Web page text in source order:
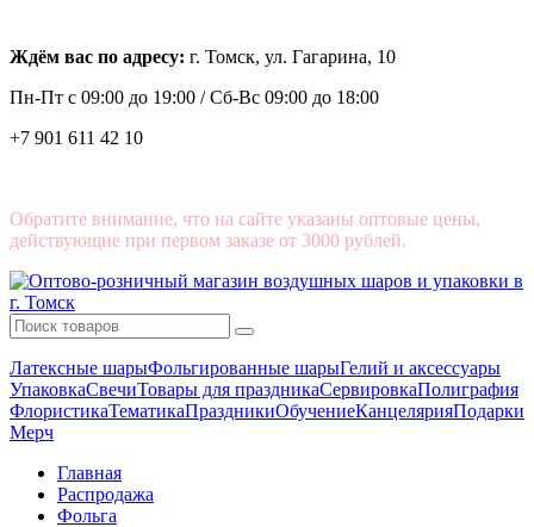
Ждём вас по адресу: г. Томск, ул. Гагарина, 10
Пн-Пт с 09:00 до 19:00 /Сб-Вс 09:00 до 18:00
+7 901 611 42 10
Обратите внимание, что на сайте указаны оптовые цены,
действующие при первом заказе от 3000 рублей.
Латексные шарыФольгированные шарыГелий и аксессуары
УпаковкаСвечиТовары для праздникаСервировкаПолиграфия
ФлористикаТематикаПраздникиОбучениеКанцелярияПодарки
Мерч
Главная
Распродажа
Фольга